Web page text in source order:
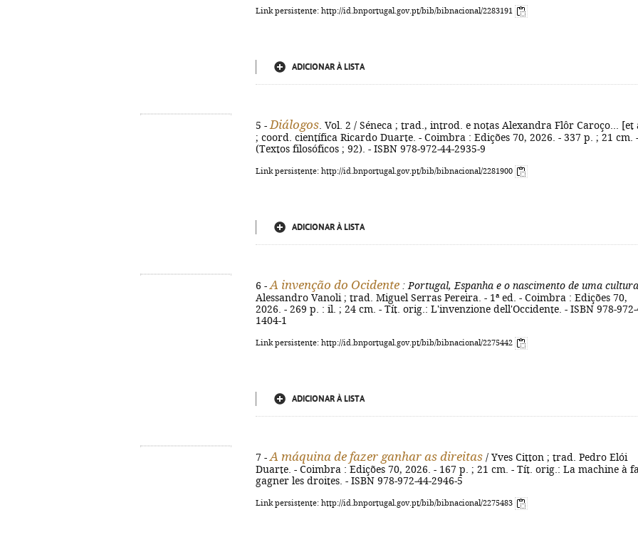
Link persistente: http://id.bnportugal.gov.pt/bib/bibnacional/2283191
ADICIONAR À LISTA
5 - Diálogos . Vol. 2 / Séneca ; trad., introd. e notas Alexandra Flôr Caroço... [et
; coord. científica Ricardo Duarte. - Coimbra : Edições 70, 2026. - 337 p. ; 21 cm. -
(Textos filosóficos ; 92). - ISBN 978-972-44-2935-9
Link persistente: http://id.bnportugal.gov.pt/bib/bibnacional/2281900
ADICIONAR À LISTA
6 - A invenção do Ocidente : Portugal, Espanha e o nascimento de uma cultura
Alessandro Vanoli ; trad. Miguel Serras Pereira. - 1ª ed. - Coimbra : Edições 70,
2026. - 269 p. : il. ; 24 cm. - Tít. orig.: L'invenzione dell'Occidente. - ISBN 978-972-
1404-1
Link persistente: http://id.bnportugal.gov.pt/bib/bibnacional/2275442
ADICIONAR À LISTA
7 - A máquina de fazer ganhar as direitas / Yves Citton ; trad. Pedro Elói
Duarte. - Coimbra : Edições 70, 2026. - 167 p. ; 21 cm. - Tít. orig.: La machine à
gagner les droites. - ISBN 978-972-44-2946-5
Link persistente: http://id.bnportugal.gov.pt/bib/bibnacional/2275483